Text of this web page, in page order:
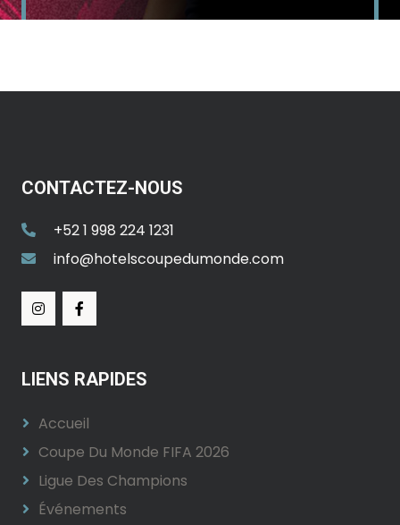
CONTACTEZ-NOUS
+52 1 998 224 1231
info@hotelscoupedumonde.com
LIENS RAPIDES
Accueil
Coupe Du Monde FIFA 2026
Ligue Des Champions
Événements